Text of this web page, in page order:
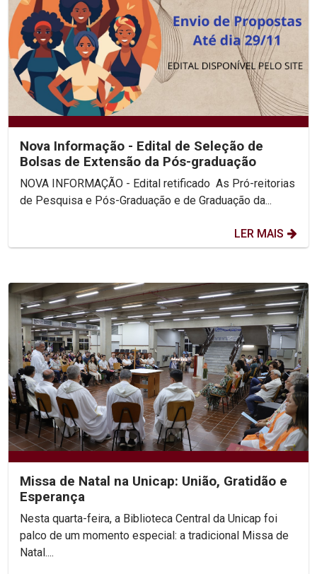
Nova Informação - Edital de Seleção de
Bolsas de Extensão da Pós-graduação
NOVA INFORMAÇÃO - Edital retificado As Pró-reitorias
de Pesquisa e Pós-Graduação e de Graduação da...
LER MAIS
Missa de Natal na Unicap: União, Gratidão e
Esperança
Nesta quarta-feira, a Biblioteca Central da Unicap foi
palco de um momento especial: a tradicional Missa de
Natal....